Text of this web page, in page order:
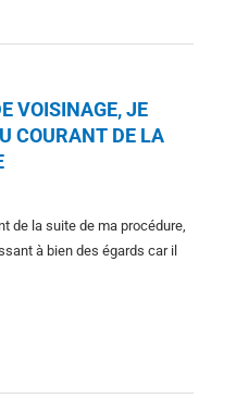
VOISINAGE, JE
COURANT DE LA
de la suite de ma procédure,
à bien des égards car il